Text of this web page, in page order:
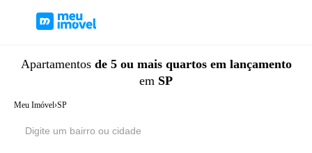
Apartamentos de 5 ou mais quartos em lançamento
em SP
Meu Imóvel›SP